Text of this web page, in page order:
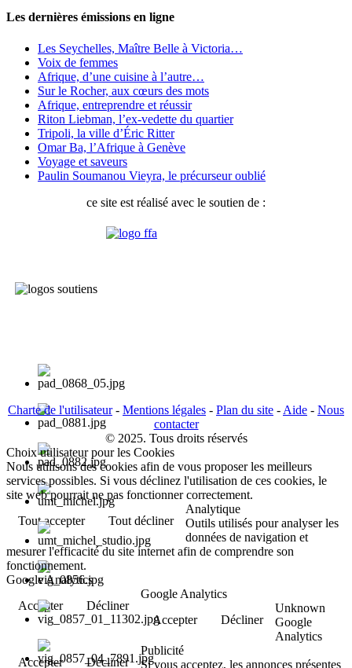
Les dernières émissions en ligne
Les Seychelles, Maître Belle à Victoria…
Voix de femmes
Afrique, d’une cuisine à l’autre…
Sur le Rocher, aux cœurs des mots
Afrique, entreprendre et réussir
Riton Liebman, l’ex-vedette du quartier
Tripoli, la ville d’Éric Ritter
Omar Ba, l’Afrique à Genève
Voyage et saveurs
Paulin Soumanou Vieyra, le précurseur oublié
ce site est réalisé avec le soutien de :
Charte de l'utilisateur- Mentions légales - Plan du site - Aide - Nous
contacter
© 2025. Tous droits réservés
Choix utilisateur pour les Cookies
Nous utilisons des cookies afin de vous proposer les meilleurs
services possibles. Si vous déclinez l'utilisation de ces cookies, le
site web pourrait ne pas fonctionner correctement.
Tout accepter
Tout décliner
Analytique
Outils utilisés pour analyser les
données de navigation et
mesurer l'efficacité du site internet afin de comprendre son
fonctionnement.
Google Analytics
Accepter
Décliner
Google Analytics
Accepter
Décliner
Unknown
Google
Analytics
Accepter
Décliner
Publicité
Si vous acceptez, les annonces présentes